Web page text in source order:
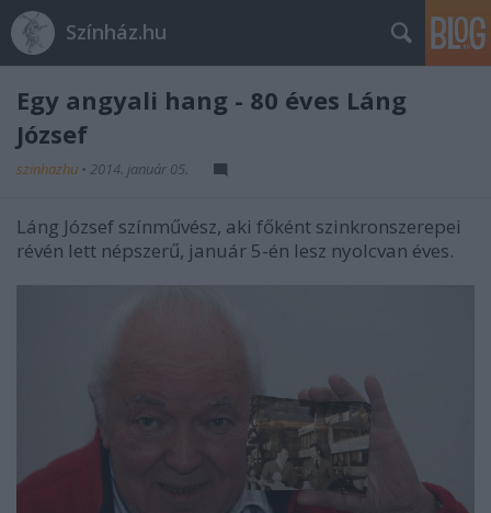
Színház.hu
Egy angyali hang - 80 éves Láng
József
szinhazhu • 2014. január 05.
Láng József színművész, aki főként szinkronszerepei
révén lett népszerű, január 5-én lesz nyolcvan éves.